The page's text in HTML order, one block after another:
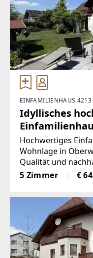
EINFAMILIENHAUS 4213
Idyllisches
Hochwertiges
Wohnlage in
Qualität und
Einfamilienhaus
5 Zimmer €